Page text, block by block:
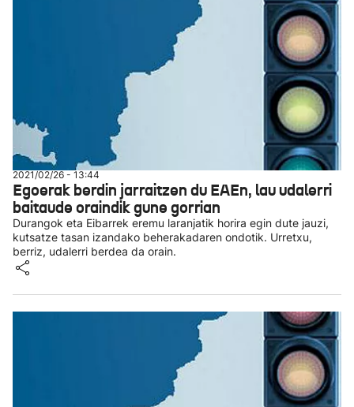
2021/02/26 - 13:44
Egoerak berdin jarraitzen du EAEn, lau udalerri
baitaude oraindik gune gorrian
Durangok eta Eibarrek eremu laranjatik horira egin dute jauzi,
kutsatze tasan izandako beherakadaren ondotik. Urretxu,
berriz, udalerri berdea da orain.